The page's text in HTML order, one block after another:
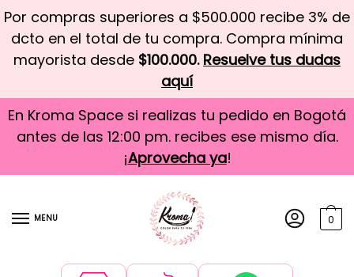
Por compras superiores a $500.000 recibe 3% de
dcto en el total de tu compra. Compra mínima
mayorista desde $100.000. Resuelve tus dudas
aquí
En Kroma Space si realizas tu pedido en Bogotá
antes de las 12:00 pm. recibes ese mismo día.
¡Aprovecha ya!
MENU 0